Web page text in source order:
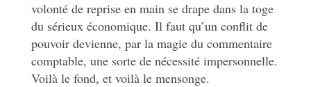
volonté de reprise en main se drape dans la toge
du sérieux économique. Il faut qu’un conflit de
pouvoir devienne, par la magie du commentaire
comptable, une sorte de nécessité impersonnelle.
Voilà le fond, et voilà le mensonge.